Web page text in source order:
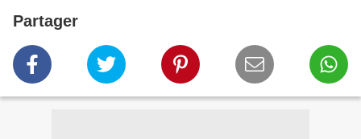
Partager